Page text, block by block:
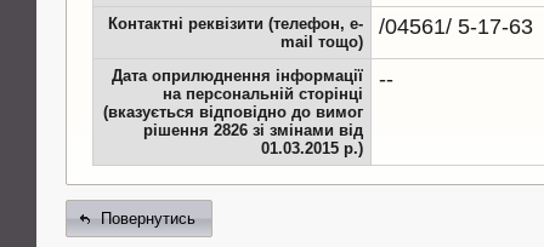
Контактні реквізити (телефон, e-
mail тощо)
/04561/ 5-17-63
Дата оприлюднення інформації
на персональній сторінці
(вказується відповідно до вимог
рішення 2826 зі змінами від
01.03.2015 р.)
--
Повернутись